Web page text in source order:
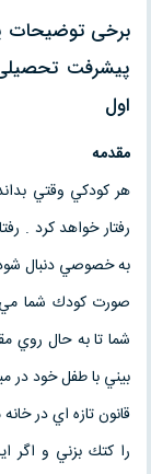
برخی توضیحات
پيشرفت تحصيلی
اول
مقدمه
هر كودكي وقتي
رفتار خواهد كرد .
به خصوصي دنبال شود
صورت كودك شما
شما تا به حال روي
بيني با طفل خود در
قانون تازه اي در
را كتك بزني و اگر